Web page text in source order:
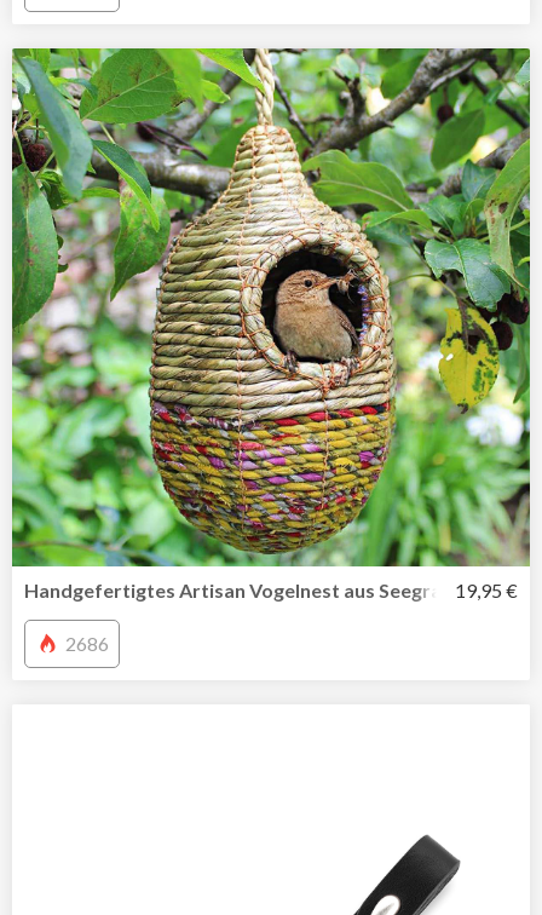
Handgefertigtes Artisan Vogelnest aus Seegras und19,95 €
2686